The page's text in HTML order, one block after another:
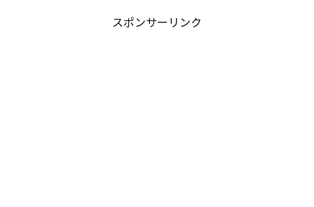
スポンサーリンク